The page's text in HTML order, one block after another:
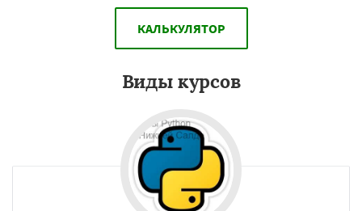
КАЛЬКУЛЯТОР
Виды курсов